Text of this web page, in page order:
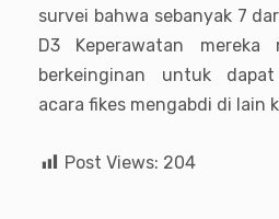
survei bahwa sebanyak 7
D3 Keperawatan mereka
berkeinginan untuk
acara fikes mengabdi di lain
Post Views: 204